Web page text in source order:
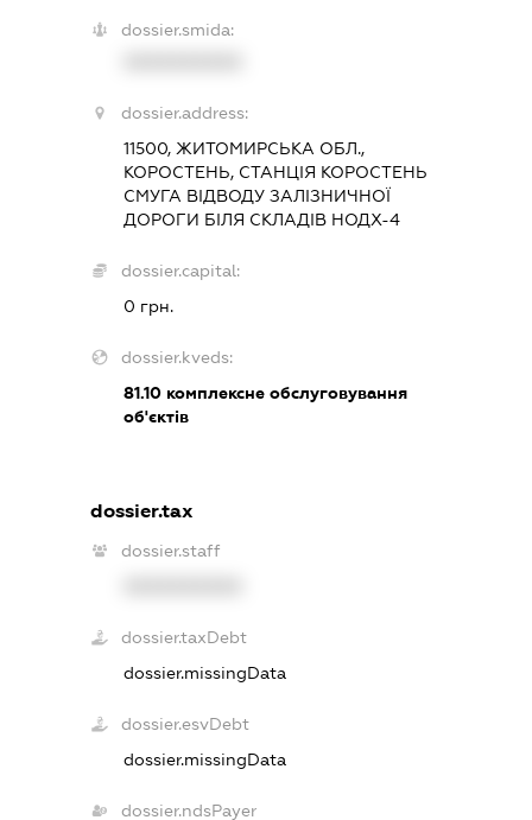
dossier.smida:
dossier.address:
11500, ЖИТОМИРСЬКА ОБЛ.,
КОРОСТЕНЬ, СТАНЦІЯ КОРОСТЕНЬ
СМУГА ВІДВОДУ ЗАЛІЗНИЧНОЇ
ДОРОГИ БІЛЯ СКЛАДІВ НОДХ-4
dossier.capital:
0 грн.
dossier.kveds:
81.10 комплексне обслуговування
об'єктів
dossier.tax
dossier.staff
dossier.taxDebt
dossier.missingData
dossier.esvDebt
dossier.missingData
dossier.ndsPayer